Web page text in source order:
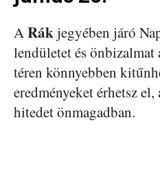
ARákjegyében járó
lendületet és önbizalmat
téren könnyebben
eredményeket érhetsz
hitedet önmagadban.